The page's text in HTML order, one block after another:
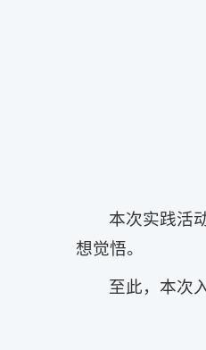
本次实践活
想觉悟。
至此，本次